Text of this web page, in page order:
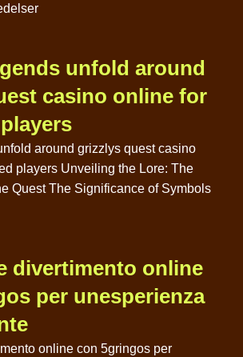
unfold around
casino online for
around grizzlys quest casino
players Unveiling the Lore: The
Quest The Significance of Symbols
divertimento online
per unesperienza
online con 5gringos per